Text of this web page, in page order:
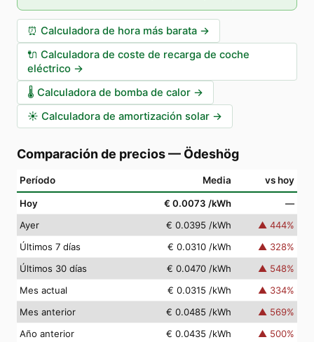
⏰ Calculadora de hora más barata →
🔌 Calculadora de coste de recarga de coche
eléctrico →
🌡️ Calculadora de bomba de calor →
☀️ Calculadora de amortización solar →
Comparación de precios— Ödeshög
Período Media vs hoy
Hoy € 0.0073 /kWh
—
Ayer
€ 0.0395 /kWh ▲ 444%
Últimos 7 días
€ 0.0310 /kWh ▲ 328%
Últimos 30 días
€ 0.0470 /kWh ▲ 548%
Mes actual
€ 0.0315 /kWh ▲ 334%
Mes anterior
€ 0.0485 /kWh ▲ 569%
Año anterior
€ 0.0435 /kWh ▲ 500%